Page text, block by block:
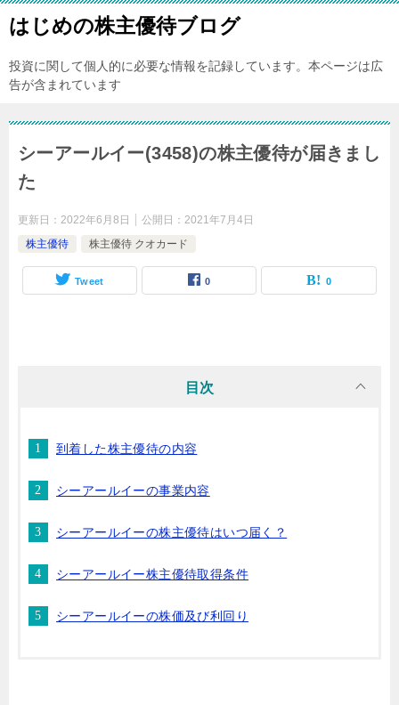
はじめの株主優待ブログ
投資に関して個人的に必要な情報を記録しています。本ページは広
告が含まれています
シーアールイー(3458)の株主優待が届きまし
た
更新日： 2022年6月8日 公開日： 2021年7月4日
株主優待
株主優待 クオカード
Tweet 0 0
目次
到着した株主優待の内容
シーアールイーの事業内容
シーアールイーの株主優待はいつ届く？
シーアールイー株主優待取得条件
シーアールイーの株価及び利回り